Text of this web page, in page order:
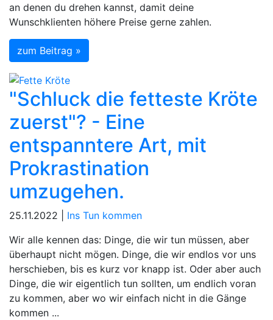
an denen du drehen kannst, damit deine
Wunschklienten höhere Preise gerne zahlen.
zum Beitrag »
"Schluck die fetteste Kröte
zuerst"? - Eine
entspanntere Art, mit
Prokrastination
umzugehen.
25.11.2022 | Ins Tun kommen
Wir alle kennen das: Dinge, die wir tun müssen, aber
überhaupt nicht mögen. Dinge, die wir endlos vor uns
herschieben, bis es kurz vor knapp ist. Oder aber auch
Dinge, die wir eigentlich tun sollten, um endlich voran
zu kommen, aber wo wir einfach nicht in die Gänge
kommen ...